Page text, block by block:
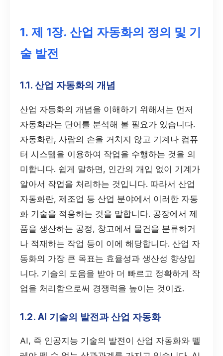
1. 제 1장. 산업 자동화의 정의 및 기
술 발전
1.1. 산업 자동화의 개념
산업 자동화의 개념을 이해하기 위해서는 먼저
자동화라는 단어를 분석해 볼 필요가 있습니다.
자동화란, 사람의 손을 거치지 않고 기계나 컴퓨
터 시스템을 이용하여 작업을 수행하는 것을 의
미합니다. 쉽게 말하면, 인간의 개입 없이 기계가
알아서 작업을 처리하는 것입니다. 따라서 산업
자동화란, 제조업 등 산업 분야에서 이러한 자동
화 기술을 적용하는 것을 말합니다. 공장에서 제
품을 생산하는 공정, 창고에서 물건을 분류하거
나 적재하는 작업 등이 이에 해당합니다. 산업 자
동화의 가장 큰 목표는 효율성과 생산성 향상입
니다. 기술의 도움을 받아 더 빠르고 정확하게 작
업을 처리함으로써 경쟁력을 높이는 것이죠.
1.2. AI 기술의 발전과 산업 자동화
AI, 즉 인공지능 기술의 발전이 산업 자동화와 뗄